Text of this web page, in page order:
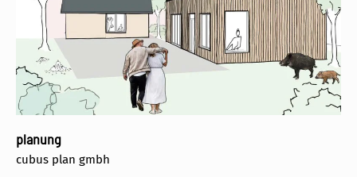
planung
cubus plan gmbh